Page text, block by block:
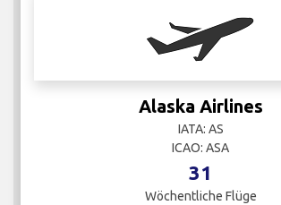
Alaska Airlines
IATA: AS
ICAO: ASA
31
Wöchentliche Flüge